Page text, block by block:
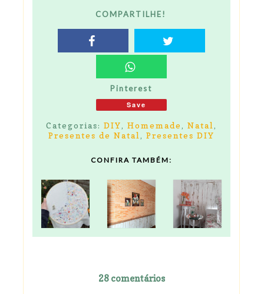
COMPARTILHE!
Pinterest
Save
Categorias: DIY, Homemade, Natal,
Presentes de Natal, Presentes DIY
CONFIRA TAMBÉM:
28 comentários